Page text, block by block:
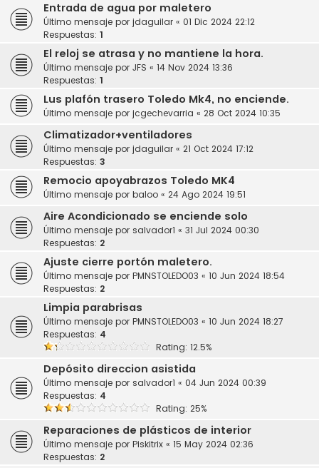
Entrada de agua por maletero
Último mensaje por jdaguilar « 01 Dic 2024 22:12
Respuestas: 1
El reloj se atrasa y no mantiene la hora.
Último mensaje por JFS « 14 Nov 2024 13:36
Respuestas: 1
Lus plafón trasero Toledo Mk4, no enciende.
Último mensaje por jcgechevarria « 28 Oct 2024 10:35
Climatizador+ventiladores
Último mensaje por jdaguilar « 21 Oct 2024 17:12
Respuestas: 3
Remocio apoyabrazos Toledo MK4
Último mensaje por baloo « 24 Ago 2024 19:51
Aire Acondicionado se enciende solo
Último mensaje por salvador1 « 31 Jul 2024 00:30
Respuestas: 2
Ajuste cierre portón maletero.
Último mensaje por PMNSTOLEDO03 « 10 Jun 2024 18:54
Respuestas: 2
Limpia parabrisas
Último mensaje por PMNSTOLEDO03 « 10 Jun 2024 18:27
Respuestas: 4
Rating: 12.5%
Depósito direccion asistida
Último mensaje por salvador1 « 04 Jun 2024 00:39
Respuestas: 4
Rating: 25%
Reparaciones de plásticos de interior
Último mensaje por Piskitrix « 15 May 2024 02:36
Respuestas: 2